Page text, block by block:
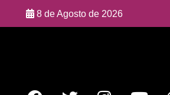
8 de Agosto de 2026